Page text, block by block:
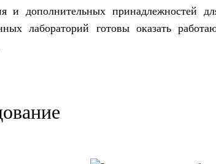
дополнительных принадлежностей
лабораторий готовы оказать